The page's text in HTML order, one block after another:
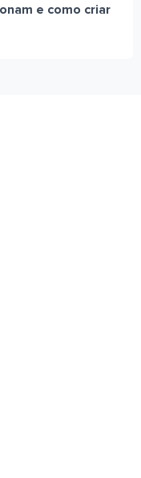
e como criar